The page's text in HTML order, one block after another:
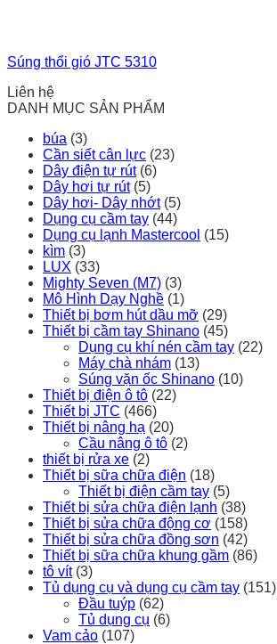
Súng thổi gió JTC 5310
Liên hệ
DANH MỤC SẢN PHẨM
búa (3)
Cần siết cân lực (23)
Dây điện tự rút (6)
Dây hơi tự rút (5)
Dây hơi- Dây nhớt (5)
Dụng cụ cầm tay (44)
Dụng cụ lạnh Mastercool (15)
kìm (3)
LUX (33)
Mighty Seven (M7) (3)
Mô Hình Dạy Nghề (1)
Thiết bị bơm hút dầu mỡ (29)
Thiết bị cầm tay Shinano (45)
Dụng cụ khí nén cầm tay (22)
Máy chà nhám (13)
Súng vặn ốc Shinano (10)
Thiết bị điện ô tô (22)
Thiết bị JTC (466)
Thiết bị nâng hạ (20)
Cầu nâng ô tô (2)
thiết bị rửa xe (2)
Thiết bị sữa chữa điện (18)
Thiết bị điện cầm tay (5)
Thiết bị sửa chữa điện lạnh (38)
Thiết bị sửa chữa động cơ (158)
Thiết bị sửa chữa đồng sơn (42)
Thiết bị sữa chữa khung gầm (86)
tô vít (3)
Tủ dụng cụ và dụng cụ cầm tay (151)
Đầu tuýp (62)
Tủ dụng cụ (6)
Vam cảo (107)